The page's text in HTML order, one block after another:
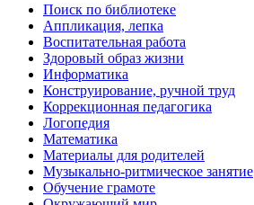
Поиск по библиотеке
Аппликация, лепка
Воспитательная работа
Здоровый образ жизни
Информатика
Конструирование, ручной труд
Коррекционная педагогика
Логопедия
Математика
Материалы для родителей
Музыкально-ритмическое занятие
Обучение грамоте